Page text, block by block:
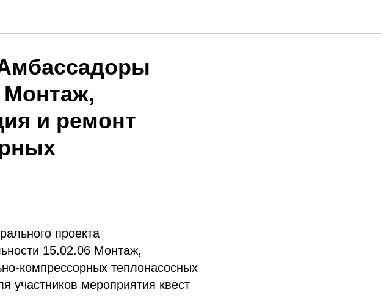
дверей
Монтаж,
и ремонт
проекта
15.02.06 Монтаж,
компрессорных теплонасосных
участников мероприятия квест